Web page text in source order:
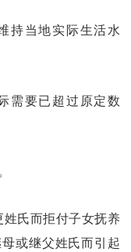
持当地实际生活水
需要已超过原定数
氏而拒付子女抚养
或继父姓氏而引起